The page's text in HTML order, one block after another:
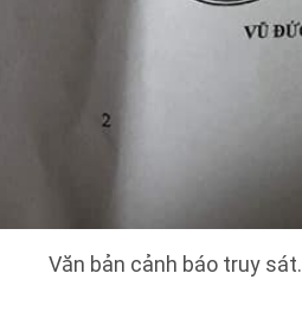
Văn bản cảnh báo truy sát.